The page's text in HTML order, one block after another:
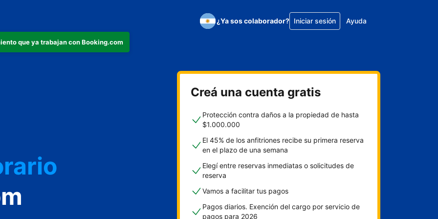
que ya trabajan con Booking.com
¿Ya sos colaborador? Iniciar sesión Ayuda
Creá una cuenta gratis
Protección contra daños a la propiedad de hasta
$1.000.000
El 45% de los anfitriones recibe su primera reserva
en el plazo de una semana
Elegí entre reservas inmediatas o solicitudes de
reserva
Vamos a facilitar tus pagos
Pagos diarios. Exención del cargo por servicio de
pagos para 2026